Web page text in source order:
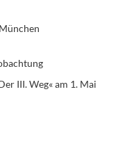
III. Weg« am 1. Mai